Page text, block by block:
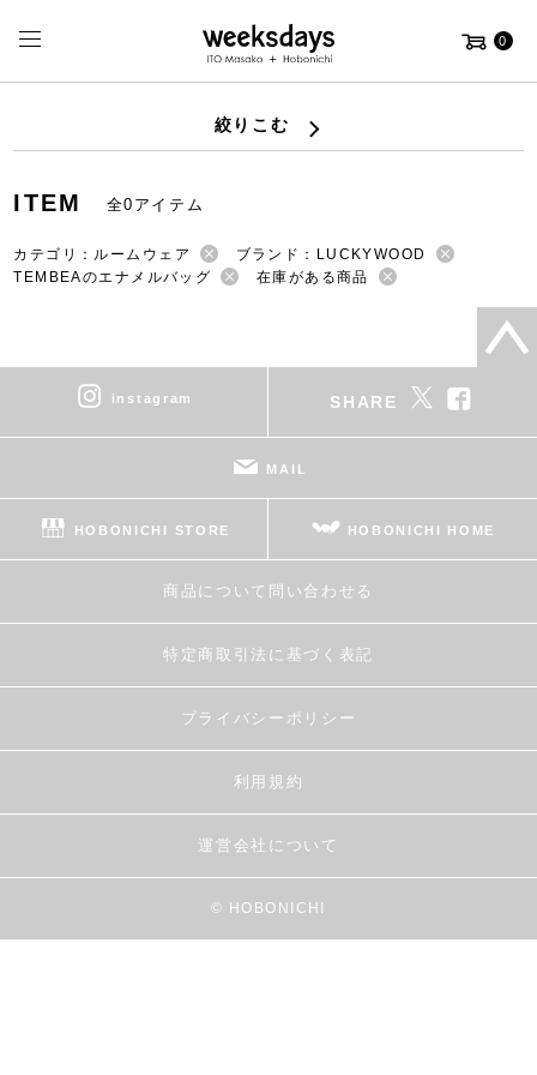
0
絞りこむ
ITEM 全0アイテム
カテゴリ：ルームウェア
ブランド：LUCKYWOOD
TEMBEAのエナメルバッグ
在庫がある商品
instagram SHARE
MAIL
HOBONICHI STORE HOBONICHI HOME
商品について問い合わせる
特定商取引法に基づく表記
プライバシーポリシー
利用規約
運営会社について
© HOBONICHI